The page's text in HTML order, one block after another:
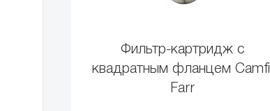
Фильтр-картридж с
квадратным фланцем Camfil
Farr